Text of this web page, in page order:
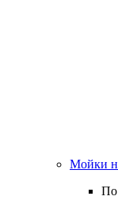
Мойки
По